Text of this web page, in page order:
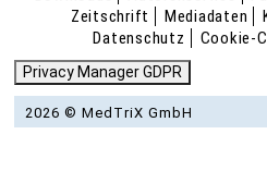
Zeitschrift
Mediadaten
Datenschutz
Cookie-
Privacy Manager GDPR
2026 © MedTriX GmbH